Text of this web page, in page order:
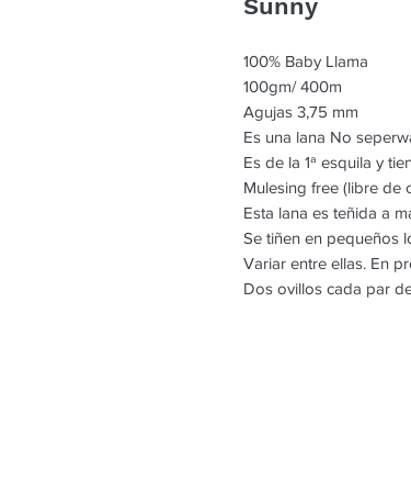
Sunny
100% Baby Llama
100gm/ 400m
Agujas 3,75 mm
Es una lana No
Es de la 1ª esquila y
Mulesing free (libre de
Esta lana es teñida a
Se tiñen en pequeños
Variar entre ellas. En
Dos ovillos cada par